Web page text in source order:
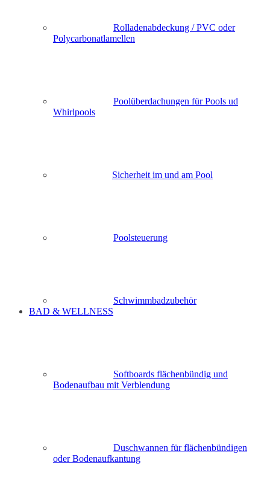
Rolladenabdeckung / PVC oder
Polycarbonatlamellen
Poolüberdachungen für Pools ud
Whirlpools
Sicherheit im und am Pool
Poolsteuerung
Schwimmbadzubehör
BAD & WELLNESS
Softboards flächenbündig und
Bodenaufbau mit Verblendung
Duschwannen für flächenbündigen
oder Bodenaufkantung